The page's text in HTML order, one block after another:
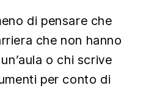
di pensare che
che non hanno
o chi scrive
per conto di